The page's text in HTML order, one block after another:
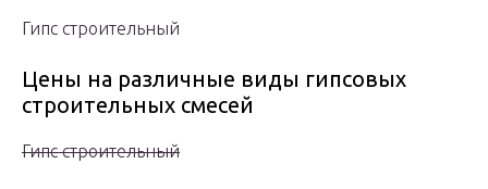
Гипс строительный
Цены на различные виды гипсовых
строительных смесей
Гипс строительный